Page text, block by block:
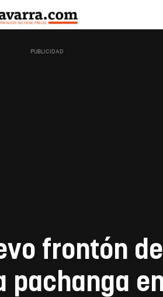
frontón
pachanga